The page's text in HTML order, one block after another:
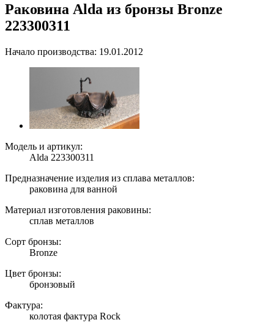
Раковина Alda из бронзы Bronze
223300311
Начало производства: 19.01.2012
Модель и артикул:
Alda 223300311
Предназначение изделия из сплава металлов:
раковина для ванной
Материал изготовления раковины:
сплав металлов
Сорт бронзы:
Bronze
Цвет бронзы:
бронзовый
Фактура:
колотая фактура Rock